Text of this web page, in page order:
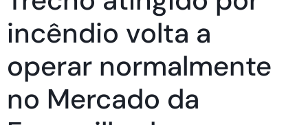
incêndio volta a
operar normalmente
no Mercado da